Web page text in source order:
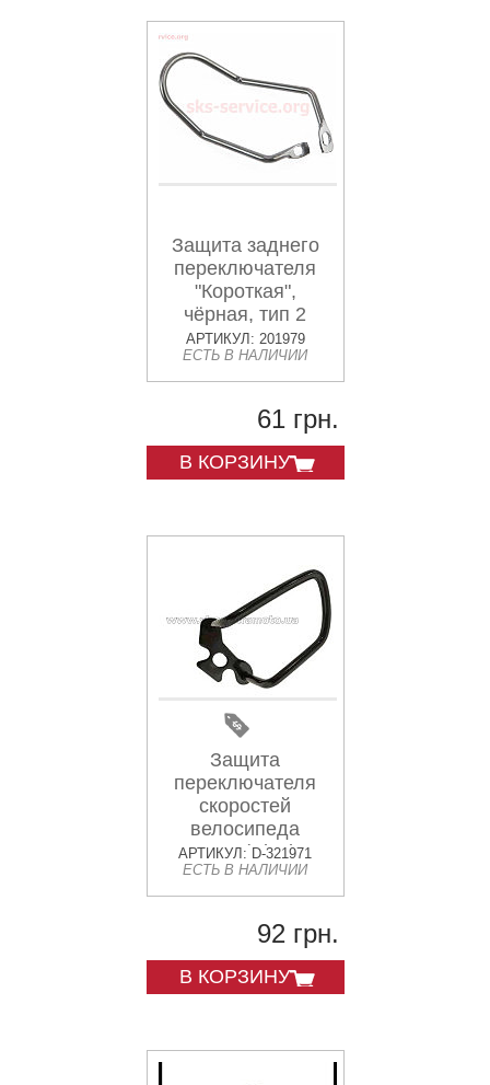
Защита заднего
переключателя
"Короткая",
чёрная, тип 2
АРТИКУЛ: 201979
ЕСТЬ В НАЛИЧИИ
61 грн.
В КОРЗИНУ
Защита
переключателя
скоростей
велосипеда
заднего (Black B-
1) KL
АРТИКУЛ: D-321971
ЕСТЬ В НАЛИЧИИ
92 грн.
В КОРЗИНУ